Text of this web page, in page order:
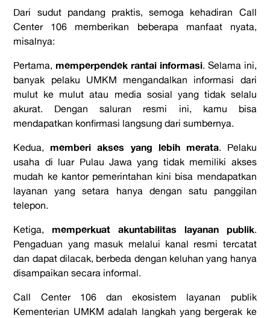
Dari sudut pandang praktis, semoga kehadiran Call
Center 106 memberikan beberapa manfaat nyata,
misalnya:
Pertama, memperpendek rantai informasi. Selama ini,
banyak pelaku UMKM mengandalkan informasi dari
mulut ke mulut atau media sosial yang tidak selalu
akurat. Dengan saluran resmi ini, kamu bisa
mendapatkan konfirmasi langsung dari sumbernya.
Kedua, memberi akses yang lebih merata. Pelaku
usaha di luar Pulau Jawa yang tidak memiliki akses
mudah ke kantor pemerintahan kini bisa mendapatkan
layanan yang setara hanya dengan satu panggilan
telepon.
Ketiga, memperkuat akuntabilitas layanan publik.
Pengaduan yang masuk melalui kanal resmi tercatat
dan dapat dilacak, berbeda dengan keluhan yang hanya
disampaikan secara informal.
Call Center 106 dan ekosistem layanan publik
Kementerian UMKM adalah langkah yang bergerak ke